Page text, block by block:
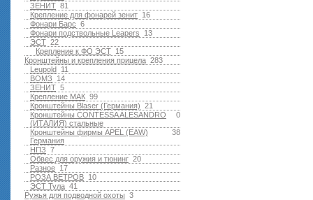
81
ЗЕНИТ
16
Крепление для фонарей зенит
6
Фонари Барс
13
Фонари подствольные Leapers
22
ЭСТ
15
Крепление к ФО ЭСТ
283
Кронштейны и крепления прицела
11
Leupold
14
ВОМЗ
5
ЗЕНИТ
99
Крепление МАК
21
Кронштейны Blaser (Германия)
0
Кронштейны CONTESSA ALESANDRO
(ИТАЛИЯ) стальные
38
Кронштейны фирмы APEL (EAW)
Германия
7
НПЗ
20
Обвес для оружия и тюнинг
17
Разное
10
РОЗА ВЕТРОВ
41
ЭСТ Тула
3
Ружья для подводной оxоты